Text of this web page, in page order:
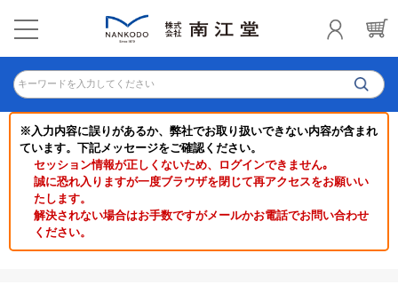
キーワードを入力してください
※入力内容に誤りがあるか、弊社でお取り扱いできない内容が含まれ
ています。下記メッセージをご確認ください。
セッション情報が正しくないため、ログインできません｡
誠に恐れ入りますが一度ブラウザを閉じて再アクセスをお願いい
たします。
解決されない場合はお手数ですがメールかお電話でお問い合わせ
ください。